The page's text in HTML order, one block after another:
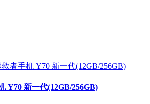
Y70 新一代(12GB/256GB)